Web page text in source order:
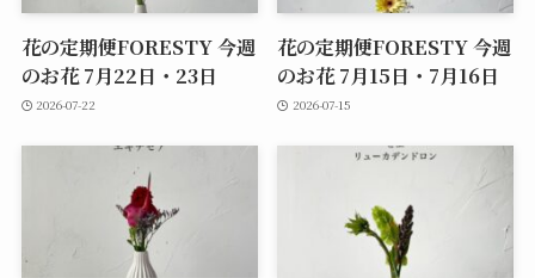
花の定期便FORESTY 今週
のお花 7月22日・23日
2026-07-22
花の定期便FORESTY 今週
のお花 7月15日・7月16日
2026-07-15